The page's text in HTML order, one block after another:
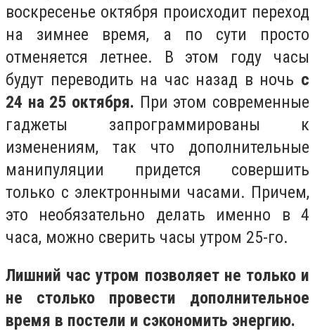
воскресенье октября происходит переход
на зимнее время, а по сути просто
отменяется летнее. В этом году часы
будут переводить на час назад в ночь с
24 на 25 октября. При этом современные
гаджеты запрограммированы к
изменениям, так что дополнительные
манипуляции придется совершить
только с электронными часами. Причем,
это необязательно делать именно в 4
часа, можно сверить часы утром 25-го.
Лишний час утром позволяет не только и
не столько провести дополнительное
время в постели и сэкономить энергию.